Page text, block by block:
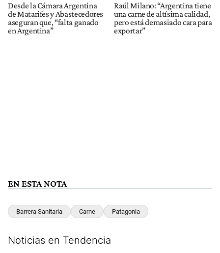
Desde la Cámara Argentina
de Matarifes y Abastecedores
aseguran que, “falta ganado
en Argentina”
Raúl Milano: “Argentina tiene
una carne de altísima calidad,
pero está demasiado cara para
exportar”
EN ESTA NOTA
Barrera Sanitaria Carne Patagonia
Noticias en Tendencia